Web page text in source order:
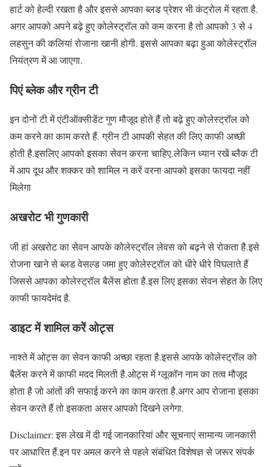
हार्ट को हेल्दी रखता है और इससे आपका ब्लड प्रेशर भी कंट्रोल में रहता है.
अगर आपको अपने बढ़े हुए कोलेस्ट्रॉल को कम करना है तो आपको 3 से 4
लहसुन की कलियां रोजाना खानी होगी. इससे आपका बढ़ा हुआ कोलेस्ट्रॉल
नियंत्रण में आ जाएगा.
पिएं ब्लेक और ग्रीन टी
इन दोनों टी में एंटीऑक्सीडेंट गुण मौजूद होते हैं तो बढ़े हुए कोलेस्ट्रॉल को
कम करने का काम करते हैं. ग्रीन टी आपकी सेहत की लिए काफी अच्छी
होती है.इसलिए आपको इसका सेवन करना चाहिए.लेकिन ध्यान रखें ब्लैक टी
में आप दूध और शक्कर को शामिल न करें वरना आपको इसका फायदा नहीं
मिलेगा
अखरोट भी गुणकारी
जी हां अखरोट का सेवन आपके कोलेस्ट्रॉल लेवस को बढ़ने से रोकता है.इसे
रोजना खाने से ब्लड वेसल्ड जमा हुए कोलेस्ट्रॉल को धीरे धीरे पिघलाते हैं
जिससे आपका कोलेस्ट्रॉल बैलेंस होता है.इस लिए इसका सेवन सेहत के लिए
काफी फायदेमंद है.
डाइट में शामिल करें ओट्स
नाश्ते में ओट्स का सेवन काफी अच्छा रहता है.इससे आपके कोलेस्ट्रॉल को
बैलेंस करने में काफी मदद मिलती है.ओट्स में ग्लूकॉन नाम का तत्व मौजूद
होता है जो आंतों की सफाई करने का काम करता है.अगर आप रोजाना इसका
सेवन करते हैं तो इसकता असर आपको दिखने लगेगा.
Disclaimer: इस लेख में दी गई जानकारियां और सूचनाएं सामान्य जानकारी
पर आधारित हैं.इन पर अमल करने से पहले संबंधित विशेषज्ञ से जरूर संपर्क